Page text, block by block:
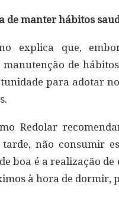
de manter hábitos
explica que,
de
para adotar
Redolar
tarde, não consumir
boa é a realização de
à hora de dormir,